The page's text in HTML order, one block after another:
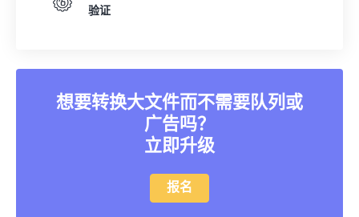
验证
想要转换大文件而不需要队列或
广告吗？
立即升级
报名